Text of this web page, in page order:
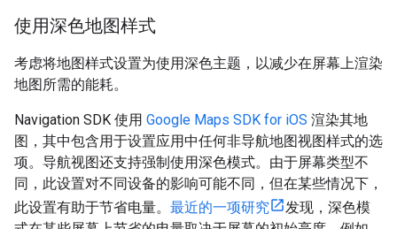
使用深色地图样式
考虑将地图样式设置为使用深色主题，以减少在屏幕上渲染
地图所需的能耗。
Navigation SDK 使用 Google Maps SDK for iOS 渲染其地
图，其中包含用于设置应用中任何非导航地图视图样式的选
项。导航视图还支持强制使用深色模式。由于屏幕类型不
同，此设置对不同设备的影响可能不同，但在某些情况下，
此设置有助于节省电量。 最近的一项研究
发现，深色模